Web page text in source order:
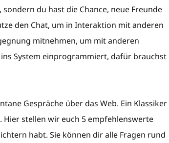
du hast die Chance, neue Freunde
den Chat, um in Interaktion mit anderen
mitnehmen, um mit anderen
System einprogrammiert, dafür brauchst
Gespräche über das Web. Ein Klassiker
stellen wir euch 5 empfehlenswerte
habt. Sie können dir alle Fragen rund